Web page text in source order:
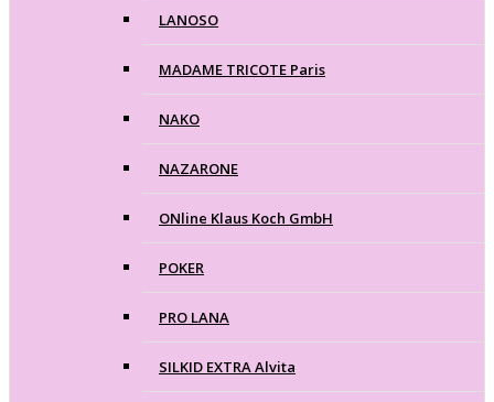
LANOSO
MADAME TRICOTE Paris
NAKO
NAZARONE
ONline Klaus Koch GmbH
POKER
PRO LANA
SILKID EXTRA Alvita